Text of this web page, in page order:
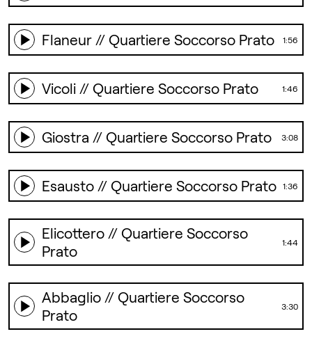
Flaneur // Quartiere Soccorso Prato 1:56
Vicoli // Quartiere Soccorso Prato 1:46
Giostra // Quartiere Soccorso Prato 3:08
Esausto // Quartiere Soccorso Prato 1:36
Elicottero // Quartiere Soccorso
Prato
1:44
Abbaglio // Quartiere Soccorso
Prato
3:30